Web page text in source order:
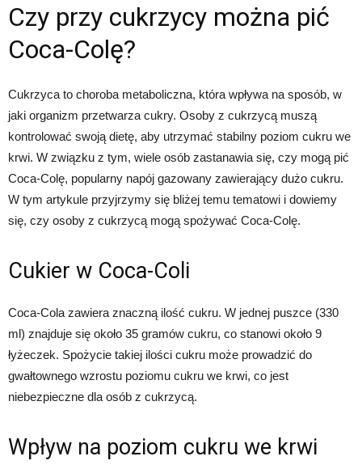
Czy przy cukrzycy można pić
Coca-Colę?
Cukrzyca to choroba metaboliczna, która wpływa na sposób, w
jaki organizm przetwarza cukry. Osoby z cukrzycą muszą
kontrolować swoją dietę, aby utrzymać stabilny poziom cukru we
krwi. W związku z tym, wiele osób zastanawia się, czy mogą pić
Coca-Colę, popularny napój gazowany zawierający dużo cukru.
W tym artykule przyjrzymy się bliżej temu tematowi i dowiemy
się, czy osoby z cukrzycą mogą spożywać Coca-Colę.
Cukier w Coca-Coli
Coca-Cola zawiera znaczną ilość cukru. W jednej puszce (330
ml) znajduje się około 35 gramów cukru, co stanowi około 9
łyżeczek. Spożycie takiej ilości cukru może prowadzić do
gwałtownego wzrostu poziomu cukru we krwi, co jest
niebezpieczne dla osób z cukrzycą.
Wpływ na poziom cukru we krwi